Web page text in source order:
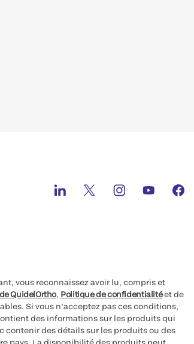
vous reconnaissez avoir lu, compris et
QuidelOrtho, Politique de confidentialitéet de
Si vous n’acceptez pas ces conditions,
des informations sur les produits qui
contenir des détails sur les produits ou des